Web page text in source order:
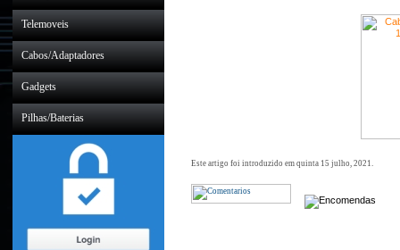
Telemoveis
Cabos/Adaptadores
Gadgets
Pilhas/Baterias
Este artigo foi introduzido em quinta 15 julho, 2021.